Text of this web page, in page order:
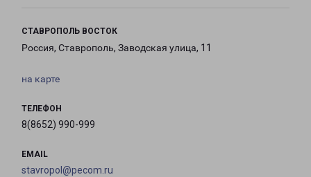
СТАВРОПОЛЬ ВОСТОК
Россия, Ставрополь, Заводская улица, 11
на карте
ТЕЛЕФОН
8(8652) 990-999
EMAIL
stavropol@pecom.ru